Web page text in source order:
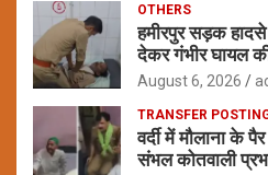
OTHERS
हमीरपुर सड़क हादसे
देकर गंभीर घायल
August 6, 2026
TRANSFER
वर्दी में मौलाना के
संभल कोतवाली